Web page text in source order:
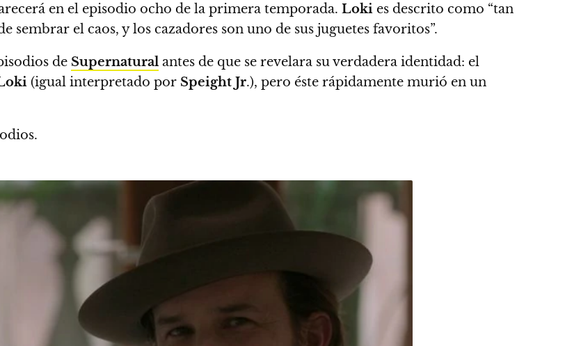
en el episodio ocho de la primera temporada. Loki es descrito como “tan
sembrar el caos, y los cazadores son uno de sus juguetes favoritos”.
de Supernatural antes de que se revelara su verdadera identidad: el
(igual interpretado por Speight Jr.), pero éste rápidamente murió en un